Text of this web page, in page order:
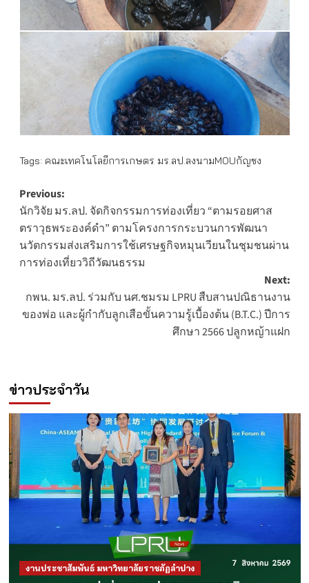
Tags: คณะเทคโนโลยีการเกษตร มร.ลป.ลงนามMOUกัญชง
Post
navigation
Previous:
นักวิจัย มร.ลป. จัดกิจกรรมการท่องเที่ยว “ตามรอยศาส
ตราวุธพระองค์ดำ” ตามโครงการกระบวนการพัฒนา
นวัตกรรมส่งเสริมการใช้เศรษฐกิจหมุนเวียนในชุมชนผ่าน
การท่องเที่ยววิถีวัฒนธรรม
Next:
กพน. มร.ลป. ร่วมกับ นศ.ชมรม LPRU สืบสานปณิธานงาน
ของพ่อ และผู้กำกับลูกเสือขั้นความรู้เบื้องต้น (B.T.C.) ปีการ
ศึกษา 2566 ปลูกหญ้าแฝก
ข่าวประจำวัน
งานประชาสัมพันธ์ มหาวิทยาลัยราชภัฏลำปาง